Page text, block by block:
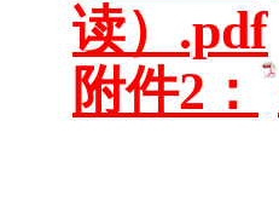
读）.pdf
附件2：